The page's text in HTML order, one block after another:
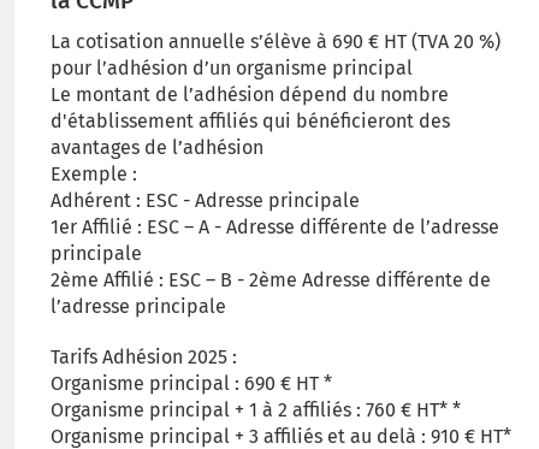
La cotisation annuelle s’élève à 690 € HT (TVA 20 %)
pour l’adhésion d’un organisme principal
Le montant de l’adhésion dépend du nombre
d'établissement affiliés qui bénéficieront des
avantages de l’adhésion
Exemple :
Adhérent : ESC - Adresse principale
1er Affilié : ESC – A - Adresse différente de l’adresse
principale
2ème Affilié : ESC – B - 2ème Adresse différente de
l’adresse principale
Tarifs Adhésion 2025 :
Organisme principal : 690 € HT *
Organisme principal + 1 à 2 affiliés : 760 € HT* *
Organisme principal + 3 affiliés et au delà : 910 € HT*